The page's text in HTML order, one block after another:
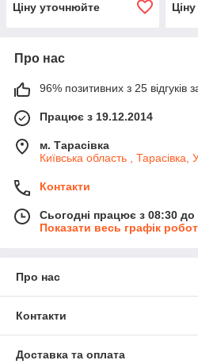
Ціну уточнюйте
Про нас
96% позитивних з 25 відгуків
Працює з 19.12.2014
м. Тарасівка
Київська область , Тарасівка,
Контакти
Сьогодні працює з 08:30 до
Показати весь графік
Про нас
Контакти
Доставка та оплата